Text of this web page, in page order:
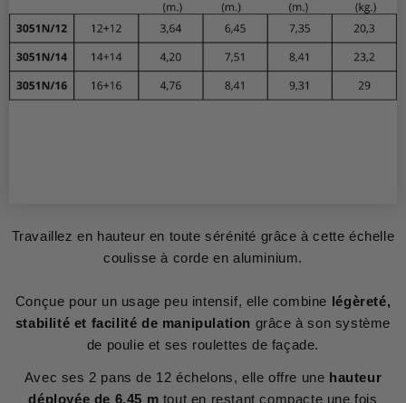
Travaillez en hauteur en toute sérénité grâce à cette échelle
coulisse à corde en aluminium.
Conçue pour un usage peu intensif, elle combine légèreté,
stabilité et facilité de manipulation grâce à son système
de poulie et ses roulettes de façade.
Avec ses 2 pans de 12 échelons, elle offre une hauteur
déployée de 6,45 m tout en restant compacte une fois